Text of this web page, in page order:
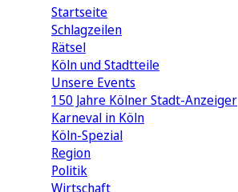
Startseite
Schlagzeilen
Rätsel
Köln und Stadtteile
Unsere Events
150 Jahre Kölner Stadt-Anzeiger
Karneval in Köln
Köln-Spezial
Region
Politik
Wirtschaft